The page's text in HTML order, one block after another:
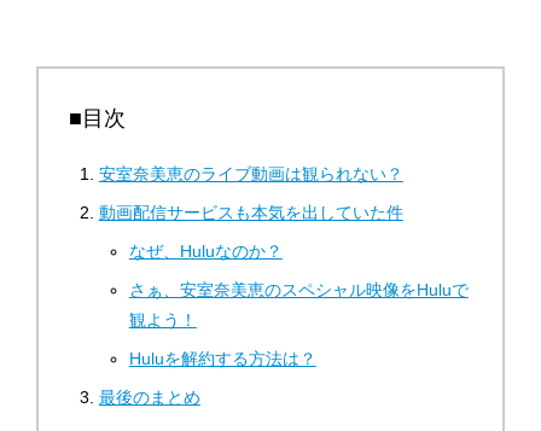
■目次
安室奈美恵のライブ動画は観られない？
動画配信サービスも本気を出していた件
なぜ、Huluなのか？
さぁ、安室奈美恵のスペシャル映像をHuluで
観よう！
Huluを解約する方法は？
最後のまとめ